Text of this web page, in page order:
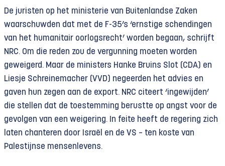
De juristen op het ministerie van Buitenlandse Zaken
waarschuwden dat met de F-35’s ‘ernstige schendingen
van het humanitair oorlogsrecht’ worden begaan, schrijft
NRC. Om die reden zou de vergunning moeten worden
geweigerd. Maar de ministers Hanke Bruins Slot (CDA) en
Liesje Schreinemacher (VVD) negeerden het advies en
gaven hun zegen aan de export. NRC citeert ‘ingewijden’
die stellen dat de toestemming berustte op angst voor de
gevolgen van een weigering. In feite heeft de regering zich
laten chanteren door Israël en de VS – ten koste van
Palestijnse mensenlevens.